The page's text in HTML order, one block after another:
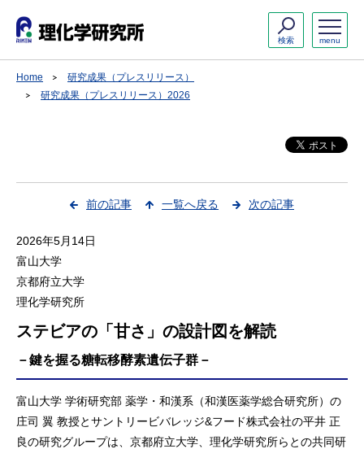
menu
検索
Home
研究成果（プレスリリース）
研究成果（プレスリリース）2026
前の記事 一覧へ戻る 次の記事
2026年5月14日
富山大学
京都府立大学
理化学研究所
ステビアの「甘さ」の設計図を解読
－鍵を握る糖転移酵素遺伝子群－
富山大学 学術研究部 薬学・和漢系（和漢医薬学総合研究所）の
庄司 翼 教授とサントリービバレッジ&フード株式会社の平井 正
良の研究グループは、京都府立大学、理化学研究所らとの共同研